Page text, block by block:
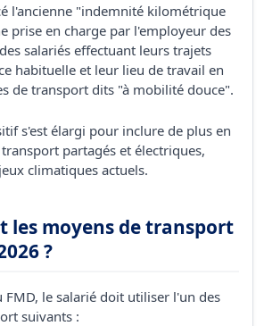
l'ancienne "indemnité kilométrique
prise en charge par l'employeur des
salariés effectuant leurs trajets
habituelle et leur lieu de travail en
de transport dits "à mobilité douce".
s'est élargi pour inclure de plus en
partagés et électriques,
climatiques actuels.
les moyens de transport
?
FMD, le salarié doit utiliser l'un des
suivants :